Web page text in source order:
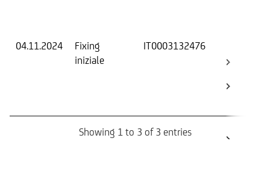
04.11.2024
Fixing
iniziale
IT0003132476
Showing 1 to 3 of 3 entries